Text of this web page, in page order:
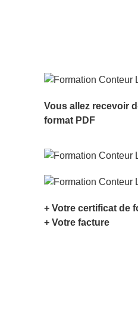
Vous allez recevoir
format PDF
+ Votre certificat de
+ Votre facture